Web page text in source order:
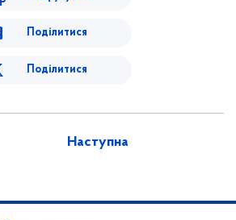
Поділитися
Поділитися
Наступна